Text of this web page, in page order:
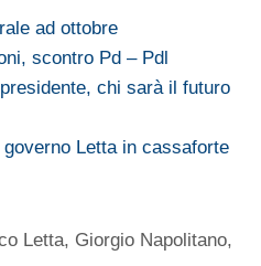
ad ottobre
scontro Pd – Pdl
chi sarà il futuro
Letta in cassaforte
Letta, Giorgio Napolitano,